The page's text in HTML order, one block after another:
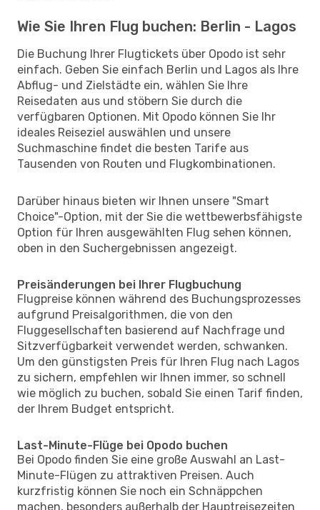
Wie Sie Ihren Flug buchen: Berlin - Lagos
Die Buchung Ihrer Flugtickets über Opodo ist sehr
einfach. Geben Sie einfach Berlin und Lagos als Ihre
Abflug- und Zielstädte ein, wählen Sie Ihre
Reisedaten aus und stöbern Sie durch die
verfügbaren Optionen. Mit Opodo können Sie Ihr
ideales Reiseziel auswählen und unsere
Suchmaschine findet die besten Tarife aus
Tausenden von Routen und Flugkombinationen.
Darüber hinaus bieten wir Ihnen unsere "Smart
Choice"-Option, mit der Sie die wettbewerbsfähigste
Option für Ihren ausgewählten Flug sehen können,
oben in den Suchergebnissen angezeigt.
Preisänderungen bei Ihrer Flugbuchung
Flugpreise können während des Buchungsprozesses
aufgrund Preisalgorithmen, die von den
Fluggesellschaften basierend auf Nachfrage und
Sitzverfügbarkeit verwendet werden, schwanken.
Um den günstigsten Preis für Ihren Flug nach Lagos
zu sichern, empfehlen wir Ihnen immer, so schnell
wie möglich zu buchen, sobald Sie einen Tarif finden,
der Ihrem Budget entspricht.
Last-Minute-Flüge bei Opodo buchen
Bei Opodo finden Sie eine große Auswahl an Last-
Minute-Flügen zu attraktiven Preisen. Auch
kurzfristig können Sie noch ein Schnäppchen
machen, besonders außerhalb der Hauptreisezeiten